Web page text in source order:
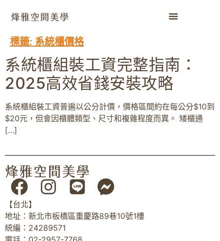
標籤: 系統櫃價格
系統櫃組裝工資完整指南：
2025高效省錢安裝攻略
系統櫃組裝工資普遍以公分計價，價格區間約在每公分$10到
$20元，但會因櫃體類型、尺寸和複雜程度而異。 矮櫃通
[…]
【台北】
地址：新北市板橋區重慶路89巷10號1樓
統編：24289571